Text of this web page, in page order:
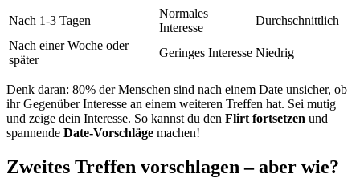
Nach 1-3 Tagen
Normales
Interesse
Durchschnittlich
Nach einer Woche oder
später
Geringes Interesse Niedrig
Denk daran: 80% der Menschen sind nach einem Date unsicher, ob
ihr Gegenüber Interesse an einem weiteren Treffen hat. Sei mutig
und zeige dein Interesse. So kannst du den Flirt fortsetzen und
spannende Date-Vorschläge machen!
Zweites Treffen vorschlagen – aber wie?